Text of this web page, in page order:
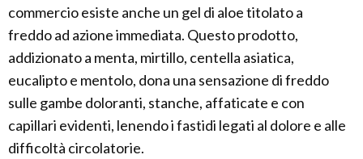
commercio esiste anche un gel di aloe titolato a
freddo ad azione immediata. Questo prodotto,
addizionato a menta, mirtillo, centella asiatica,
eucalipto e mentolo, dona una sensazione di freddo
sulle gambe doloranti, stanche, affaticate e con
capillari evidenti, lenendo i fastidi legati al dolore e alle
difficoltà circolatorie.